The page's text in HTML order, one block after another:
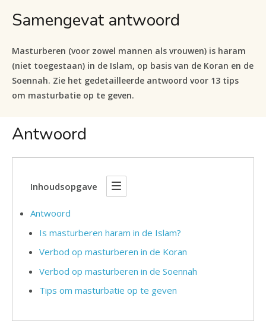
Samengevat antwoord
Masturberen (voor zowel mannen als vrouwen) is haram
(niet toegestaan) in de Islam, op basis van de Koran en de
Soennah. Zie het gedetailleerde antwoord voor 13 tips
om masturbatie op te geven.
Antwoord
Inhoudsopgave
Antwoord
Is masturberen haram in de Islam?
Verbod op masturberen in de Koran
Verbod op masturberen in de Soennah
Tips om masturbatie op te geven